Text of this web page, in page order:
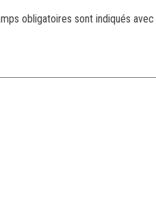
obligatoires sont indiqués avec